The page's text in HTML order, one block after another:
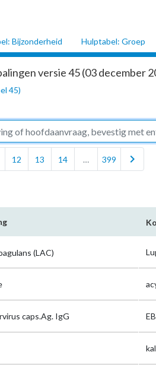
Bijzonderheid Hulptabel: Groep
versie 45 (03 december
45)
12 13 14 … 399 chevron_right
(LAC)
caps.Ag. IgG